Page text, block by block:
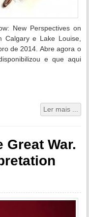
New Perspectives on
Calgary e Lake Louise,
de 2014. Abre agora o
e que aqui
Ler mais ...
Great War.